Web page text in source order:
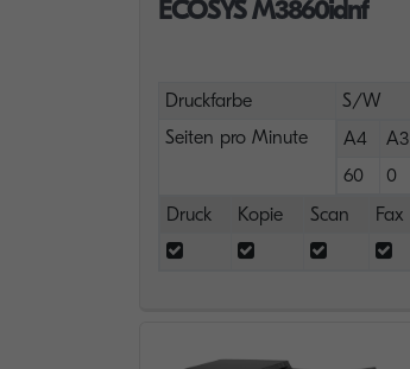
ECOSYS M3860idnf
Druckfarbe
S/W
Seiten pro Minute
A4
A3
60
0
Druck
Kopie Scan Fax